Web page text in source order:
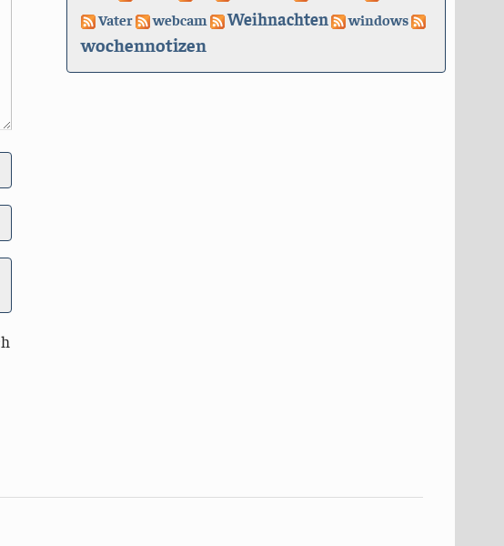
Vater webcam Weihnachten windows
wochennotizen